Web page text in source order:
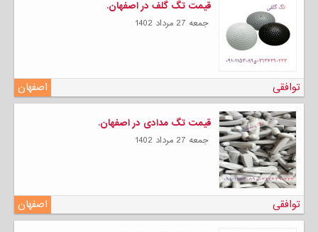
قیمت تگ گلف در اصفهان.
جمعه 27 مرداد 1402
اصفهان توافقی
قیمت تگ مدادی در اصفهان.
جمعه 27 مرداد 1402
اصفهان توافقی